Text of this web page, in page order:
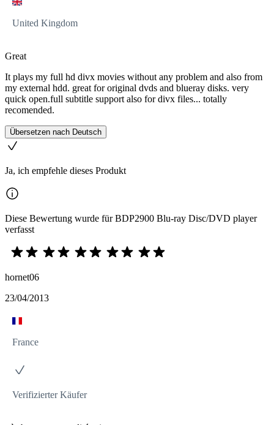
United Kingdom
Great
It plays my full hd divx movies without any problem and also from
my external hdd. great for original dvds and blueray disks. very
quick open.full subtitle support also for divx files... totally
recomended.
Übersetzen nach Deutsch
Ja, ich empfehle dieses Produkt
Diese Bewertung wurde für BDP2900 Blu-ray Disc/DVD player
verfasst
hornet06
23/04/2013
France
Verifizierter Käufer